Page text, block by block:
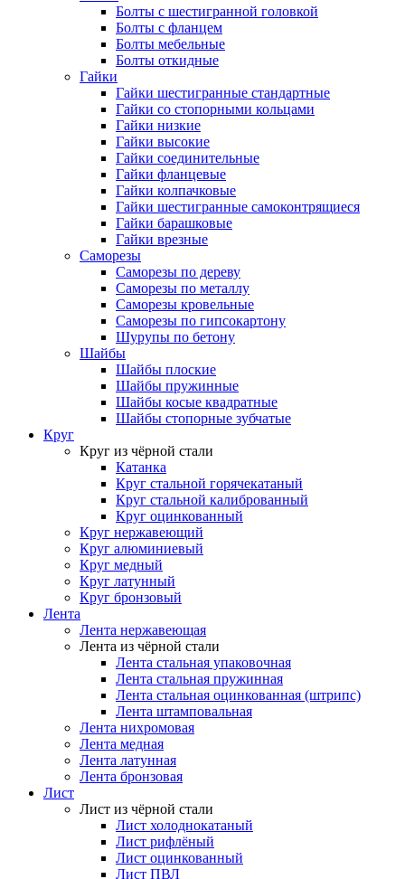
Болты с шестигранной головкой
Болты с фланцем
Болты мебельные
Болты откидные
Гайки
Гайки шестигранные стандартные
Гайки со стопорными кольцами
Гайки низкие
Гайки высокие
Гайки соединительные
Гайки фланцевые
Гайки колпачковые
Гайки шестигранные самоконтрящиеся
Гайки барашковые
Гайки врезные
Саморезы
Саморезы по дереву
Саморезы по металлу
Саморезы кровельные
Саморезы по гипсокартону
Шурупы по бетону
Шайбы
Шайбы плоские
Шайбы пружинные
Шайбы косые квадратные
Шайбы стопорные зубчатые
Круг
Круг из чёрной стали
Катанка
Круг стальной горячекатаный
Круг стальной калиброванный
Круг оцинкованный
Круг нержавеющий
Круг алюминиевый
Круг медный
Круг латунный
Круг бронзовый
Лента
Лента нержавеющая
Лента из чёрной стали
Лента стальная упаковочная
Лента стальная пружинная
Лента стальная оцинкованная (штрипс)
Лента штамповальная
Лента нихромовая
Лента медная
Лента латунная
Лента бронзовая
Лист
Лист из чёрной стали
Лист холоднокатаный
Лист рифлёный
Лист оцинкованный
Лист ПВЛ